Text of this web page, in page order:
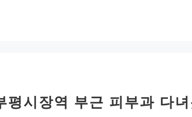
평시장역 부근 피부과 다